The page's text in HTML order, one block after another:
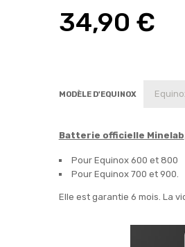
34,90 €
MODÈLE D'EQUINOX
Batterie officielle Minelab
Pour Equinox 600 et 800
Pour Equinox 700 et 900.
Elle est garantie 6 mois. La